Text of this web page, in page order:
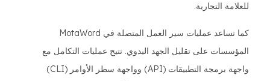
للعلامة التجارية.
كما تساعد عمليات سير العمل المتصلة في MotaWord
المؤسسات على تقليل الجهد اليدوي. تتيح عمليات التكامل مع
واجهة برمجة التطبيقات (API) وواجهة سطر الأوامر (CLI)